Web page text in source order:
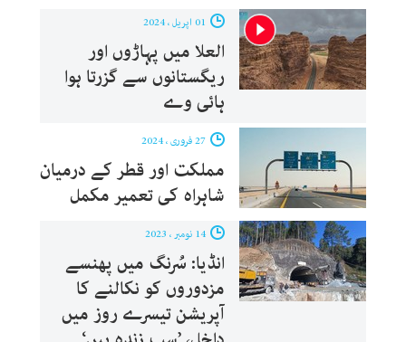
العلا میں پہاڑوں اور
ریگستانوں سے گزرتا ہوا
ہائی وے
مملکت اور قطر کے درمیان
شاہراہ کی تعمیر مکمل
انڈیا: سُرنگ میں پھنسے
مزدوروں کو نکالنے کا
آپریشن تیسرے روز میں